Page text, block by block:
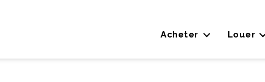
Acheter Louer